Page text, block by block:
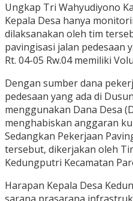
Ungkap Tri Wahyudiyono
Kepala Desa hanya
dilaksanakan oleh tim
pavingisasi jalan pedesaan
Rt. 04-05 Rw.04 memiliki
Dengan sumber dana
pedesaan yang ada di
menggunakan Dana Desa
menghabiskan anggaran
Sedangkan Pekerjaan
tersebut, dikerjakan oleh
Kedungputri Kecamatan
Harapan Kepala Desa